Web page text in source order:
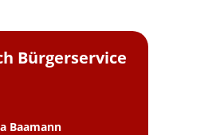
Bürgerservice
Baamann